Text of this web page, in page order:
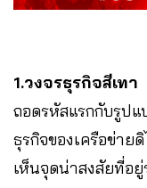
1.วงจรธุรกิจสีเทา
ถอดรหัสแรกกับรูปแ
ธุรกิจของเครือข่าย
เห็นจุดน่าสงสัยที่อยู่